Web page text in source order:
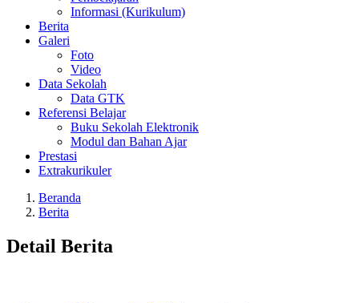
Informasi (Kurikulum)
Berita
Galeri
Foto
Video
Data Sekolah
Data GTK
Referensi Belajar
Buku Sekolah Elektronik
Modul dan Bahan Ajar
Prestasi
Extrakurikuler
Beranda
Berita
Detail Berita